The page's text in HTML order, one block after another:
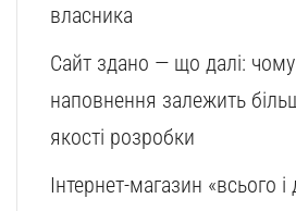
власника
Сайт здано — що далі: чому
наповнення залежить
якості розробки
Інтернет-магазин «всього